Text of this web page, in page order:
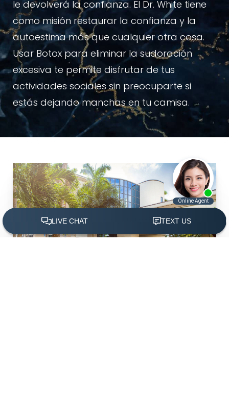
le devolverá la confianza. El Dr. White tiene
como misión restaurar la confianza y la
autoestima más que cualquier otra cosa.
Usar Botox para eliminar la sudoración
excesiva te permite disfrutar de tus
actividades sociales sin preocuparte si
estás dejando manchas en tu camisa.